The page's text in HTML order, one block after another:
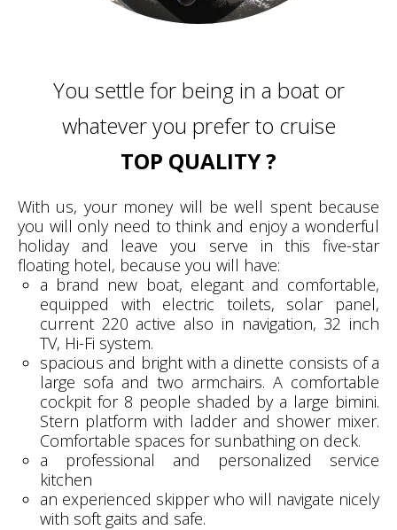
You settle for being in a boat or
whatever you prefer to cruise
TOP QUALITY ?
With us, your money will be well spent because
you will only need to think and enjoy a wonderful
holiday and leave you serve in this five-star
floating hotel, because you will have:
a brand new boat, elegant and comfortable,
equipped with electric toilets, solar panel,
current 220 active also in navigation, 32 inch
TV, Hi-Fi system.
spacious and bright with a dinette consists of a
large sofa and two armchairs. A comfortable
cockpit for 8 people shaded by a large bimini.
Stern platform with ladder and shower mixer.
Comfortable spaces for sunbathing on deck.
a professional and personalized service
kitchen
an experienced skipper who will navigate nicely
with soft gaits and safe.